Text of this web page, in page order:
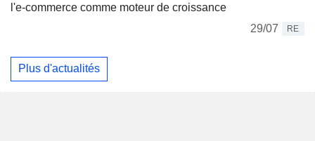
l'e-commerce comme moteur de croissance
29/07
RE
Plus d'actualités